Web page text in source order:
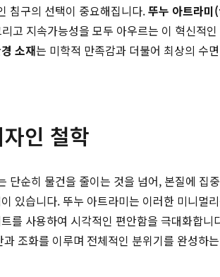
침구의 선택이 중요해집니다.뚜누 아트라
고 지속가능성을 모두 아우르는 이 혁신적인
소재는 미학적 만족감과 더불어 최상의 수
인 철학
순히 물건을 줄이는 것을 넘어, 본질에 집
있습니다. 뚜누 아트라미는 이러한 미니
를 사용하여 시각적인 편안함을 극대화합
조화를 이루며 전체적인 분위기를 완성하